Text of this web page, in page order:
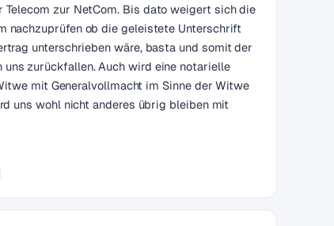
zur NetCom. Bis dato weigert sich die
nachzuprüfen ob die geleistete Unterschrift
unterschrieben wäre, basta und somit der
zurückfallen. Auch wird eine notarielle
mit Generalvollmacht im Sinne der Witwe
uns wohl nicht anderes übrig bleiben mit